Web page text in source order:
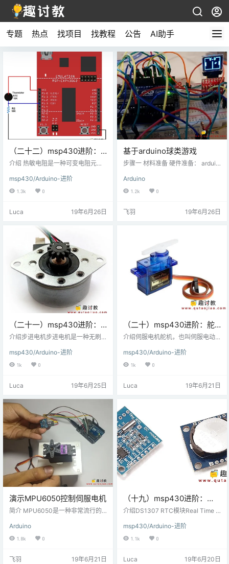
专题 热点 找项目 找教程 公告 AI助手
（二十二）msp430进阶：
热敏电阻与MSP-
连接
介绍 热敏电阻是一种可变电阻元
电阻值的变化是温度的量度。热敏
电阻分为PTC（正温度系数）或NT
等。 连接图连接热敏电阻与MSP-E
敏电阻测量温度。这里，使用10kΩ
的NTC型热敏电阻。NTC为10kΩ意
味着该热敏电阻在25°C时的电…
msp430/Arduino-进阶
1.3k 0
Luca 19年6月26日
基于arduino球类游戏
步骤一 材料准备 硬件准备： arduin
关 220欧姆电阻 跳线 oled显示屏 电
烙铁 软件准备： Arduino IDE 步骤
ude Wire if you're using I2C #inclu
Arduino
1.2k 0
飞羽 19年6月26日
（二十一）msp430进阶：
步进电机与MSP-
连接
介绍步进电机步进电机是一种无刷
分成多个相等的步长。通过施加一
定量的控制信号来旋转电动机。可
XP430G2 TI Launchpad连接步进
转步进电机。 在这里，我们使用的
是六线单极步进电机。控制该步进
电机只需要四根电线。步进电机的
两根中心…
msp430/Arduino-进阶
1k 0
Luca 19年6月25日
（二十）msp430进阶：舵
机与MSP-EXP430G2 TI
介绍伺服电机舵机，也叫伺服电动
装置。它用于要求精确控制运动的
应用，例如控制机械臂的情况。通
号的宽度，我们可以改变电机的旋
接 例使用电位计控制伺服电机的位
置。在这里，我们将使用随Energia
IDE一起…
msp430/Arduino-进阶
1k 0
Luca 19年6月21日
演示MPU6050控制伺服电机
简介 MPU6050是一种非常流行的
件当前的三个加速度分量和三个旋
转角速度。由于其体积小巧，功能
器，被安装在各类飞行器上驰骋蓝
Arduino
1.8k 0
飞羽 19年6月21日
（十九）msp430进阶：
DS1307 RTC模块与MSP-
连接
介绍DS1307 RTC模块Real Time C
历。为了使用RTC，我们需要首先
使用当前日期和时间对其进行编
307是一款适用于I2C协议的RTC。
msp430/Arduino-进阶
1.1k 0
Luca 19年6月20日